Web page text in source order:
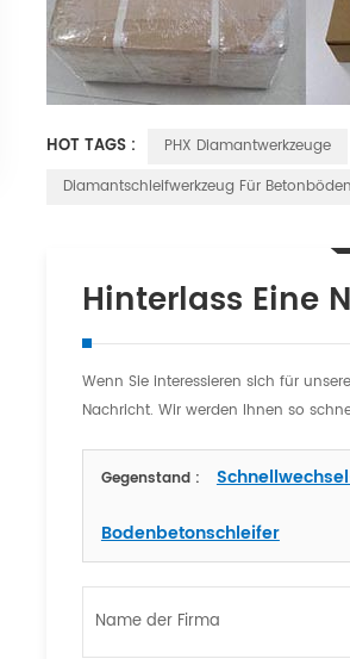
HOT TAGS : PHX Diamantwerkzeuge
Diamantschleifwerkzeug Für Betonböden
Hinterlass Eine
Wenn Sie interessieren sich für
Nachricht. Wir werden Ihnen so
Gegenstand :
Bodenbetonschleifer